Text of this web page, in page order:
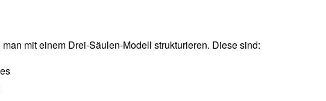
mit einem Drei-Säulen-Modell strukturieren. Diese sind: